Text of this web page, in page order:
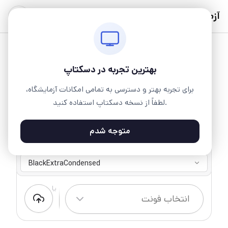
بهترین تجربه در دسکتاپ
برای تجربه بهتر و دسترسی به تمامی امکانات آزمایشگاه،
لطفاً از نسخه دسکتاپ استفاده کنید.
متوجه شدم
آزمایشگاه
5 وزن ۱ سبک